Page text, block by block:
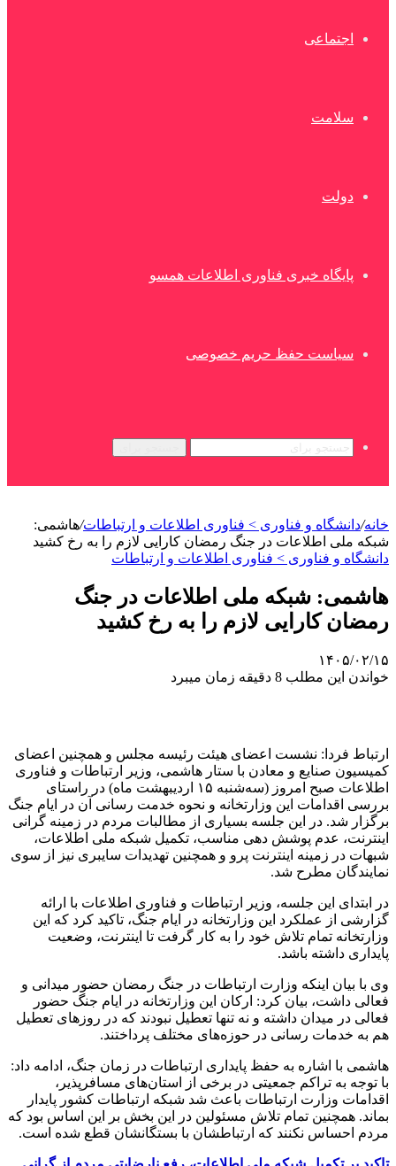
اجتماعی
سلامت
دولت
پایگاه خبری فناوری اطلاعات همسو
سیاست حفظ حریم خصوصی
خانه/دانشگاه و فناوری > فناوری اطلاعات و ارتباطات/هاشمی:
شبکه ملی اطلاعات در جنگ رمضان کارایی لازم را به رخ کشید
دانشگاه و فناوری > فناوری اطلاعات و ارتباطات
هاشمی: شبکه ملی اطلاعات در جنگ
رمضان کارایی لازم را به رخ کشید
۱۴۰۵/۰۲/۱۵
خواندن این مطلب 8 دقیقه زمان میبرد
ارتباط فردا: نشست اعضای هیئت رئیسه مجلس و همچنین اعضای
کمیسیون صنایع و معادن با ستار هاشمی، وزیر ارتباطات و فناوری
اطلاعات صبح امروز (سه‌شنبه ۱۵ اردیبهشت ماه) در راستای
بررسی اقدامات این وزارتخانه و نحوه خدمت رسانی آن در ایام جنگ
برگزار شد. در این جلسه بسیاری از مطالبات مردم در زمینه گرانی
اینترنت، عدم پوشش دهی مناسب، تکمیل شبکه ملی اطلاعات،
شبهات در زمینه اینترنت پرو و همچنین تهدیدات سایبری نیز از سوی
نمایندگان مطرح شد.
در ابتدای این جلسه، وزیر ارتباطات و فناوری اطلاعات با ارائه
گزارشی از عملکرد این وزارتخانه در ایام جنگ، تاکید کرد که این
وزارتخانه تمام تلاش خود را به کار گرفت تا اینترنت، وضعیت
پایداری داشته باشد.
وی با بیان اینکه وزارت ارتباطات در جنگ رمضان حضور میدانی‌ و
فعالی داشت، بیان کرد: ارکان این وزارتخانه در ایام جنگ حضور
فعالی در میدان داشته و نه تنها تعطیل نبودند که در روزهای تعطیل
هم به خدمات رسانی در حوزه‌های مختلف پرداختند.
هاشمی با اشاره به حفظ پایداری ارتباطات در زمان جنگ، ادامه داد:
با توجه به تراکم جمعیتی در برخی از استان‌های مسافرپذیر،
اقدامات وزارت ارتباطات باعث شد شبکه ارتباطات کشور پایدار
بماند. همچنین تمام تلاش مسئولین در این بخش بر این اساس بود که
مردم احساس نکنند که ارتباطشان با بستگانشان قطع شده است.